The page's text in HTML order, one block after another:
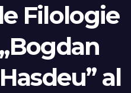
Filologie
al